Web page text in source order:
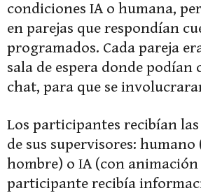
condiciones IA o humana,
en parejas que respondían
programados. Cada pareja
sala de espera donde podían
chat, para que se
Los participantes recibían
de sus supervisores:
hombre) o IA (con
participante recibía